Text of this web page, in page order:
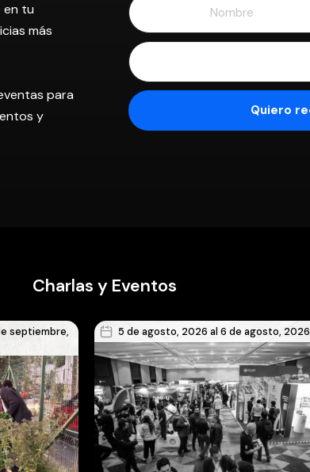
en tu
más
para
y
Charlas y Eventos
septiembre,
5 de agosto, 2026 al 6 de agosto, 2026